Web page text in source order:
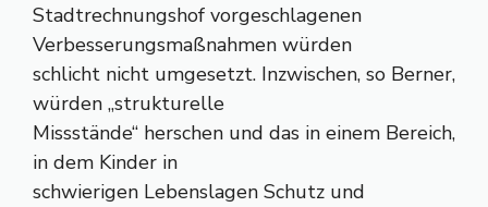
Stadtrechnungshof vorgeschlagenen
Verbesserungsmaßnahmen würden
schlicht nicht umgesetzt. Inzwischen, so Berner,
würden „strukturelle
Missstände“ herschen und das in einem Bereich,
in dem Kinder in
schwierigen Lebenslagen Schutz und